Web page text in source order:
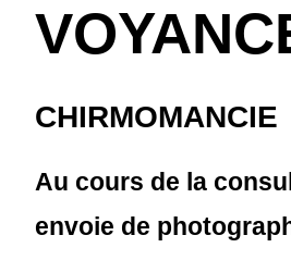
CHIRMOMANCIE
Au cours de la
envoie de